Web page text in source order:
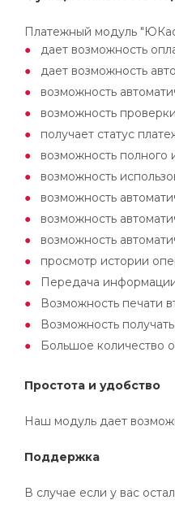
Платежный модуль
дает возможность
дает возможность
возможность
возможность
получает статус
возможность полного
возможность
возможность
возможность
возможность
просмотр истории
Передача
Возможность печати
Возможность
Большое количество
Простота и удобство
Наш модуль дает
Поддержка
В случае если у вас